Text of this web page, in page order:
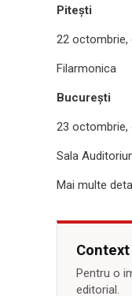
Pitești
22 octombrie,
Filarmonica
București
23 octombrie,
Sala
Mai multe
Pentru o
editorial.